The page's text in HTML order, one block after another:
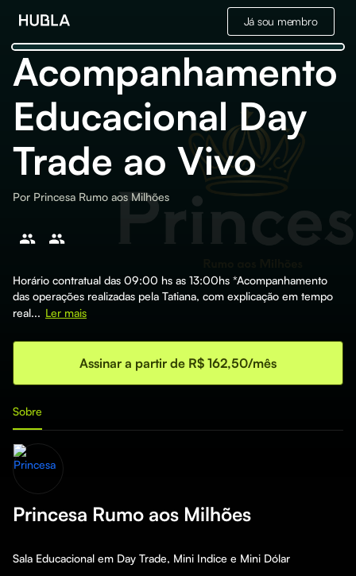
Já sou membro
Acompanhamento
Educacional Day
Trade ao Vivo
Por Princesa Rumo aos Milhões
Horário contratual das 09:00 hs as 13:00hs *Acompanhamento
das operações realizadas pela Tatiana, com explicação em tempo
real... Ler mais
Assinar a partir de R$ 162,50/mês
Sobre
Princesa Rumo aos Milhões
Sala Educacional em Day Trade, Mini Indice e Mini Dólar